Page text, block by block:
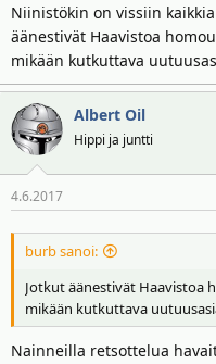
Niinistökin on vissiin
äänestivät Haavistoa
mikään kutkuttava
Albert Oil
Hippi ja juntti
4.6.2017
burb sanoi:
Jotkut äänestivät Haavistoa
mikään kutkuttava
Nainneilla retsottelua